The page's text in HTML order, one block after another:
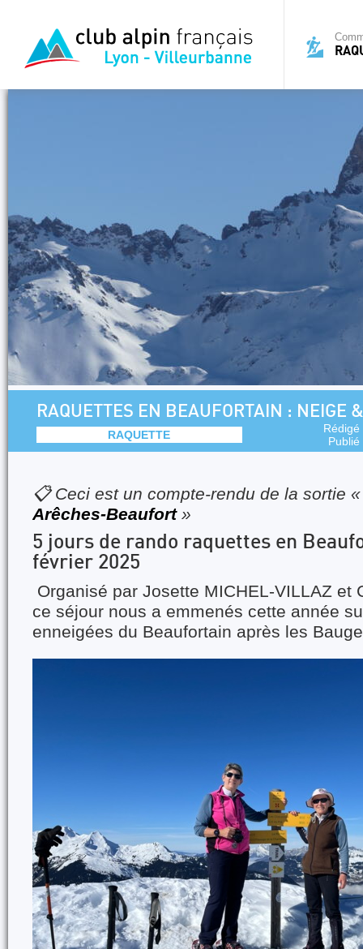
RAQUETTES EN BEAUFORTAIN : NEIGE
RAQUETTE
📋 Ceci est un compte-rendu de la sortie
Arêches-Beaufort »
5 jours de rando raquettes en
février 2025
Organisé par Josette MICHEL-VILLAZ et
ce séjour nous a emmenés cette année
enneigées du Beaufortain après les